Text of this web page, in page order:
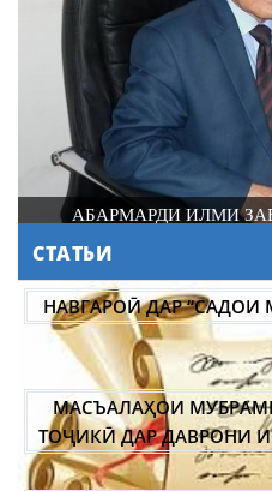
4-уми декабр-
шоири абадзинда
Лоҳутӣ
АБУЛҚОСИМ
ABULQOSIM
АБАРМАРДИ ИЛМИ
СТАТЬИ
НАВГАРОӢ ДАР
МАСЪАЛАҲОИ
ТОҶИКӢ ДАР ДАВРОНИ